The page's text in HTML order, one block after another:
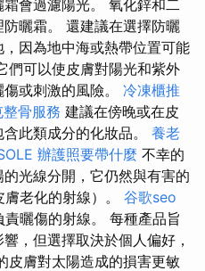
會過濾陽光。 氧化鋅和二
曬霜。 還建議在選擇防曬
因為地中海或熱帶位置可能
們可以使皮膚對陽光和紫外
或刺激的風險。 冷凍櫃推
骨服務 建議在傍晚或在皮
此類成分的化妝品。 養老
辦護照要帶什麼 不幸的
光線分開，它仍然與有害的
老化的射線）。 谷歌seo
曬傷的射線。 每種產品旨
，但選擇取決於個人偏好，
皮膚對太陽造成的損害更敏